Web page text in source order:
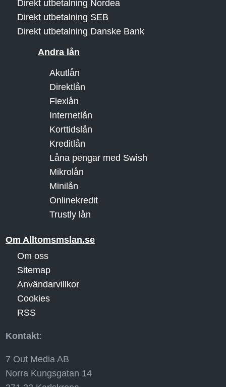
Direkt utbetalning Nordea
Direkt utbetalning SEB
Direkt utbetalning Danske Bank
Andra lån
Akutlån
Direktlån
Flexlån
Internetlån
Korttidslån
Kreditlån
Låna pengar med Swish
Mikrolån
Minilån
Onlinekredit
Trustly lån
Om Alltomsmslan.se
Om oss
Sitemap
Användarvillkor
Cookies
RSS
Kontakt:
7 Out Media AB
Norra Kungsgatan 14